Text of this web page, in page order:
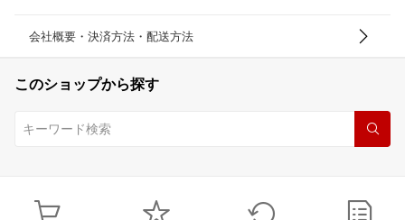
会社概要・決済方法・配送方法
このショップから探す